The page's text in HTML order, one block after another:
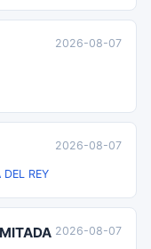
2026-08-07
DEL REY
2026-08-07
2026-08-07